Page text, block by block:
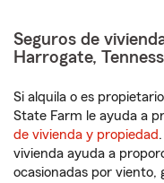
Seguros de
Harrogate,
Si alquila o es
State Farm le ayuda a
de vivienda y propiedad
vivienda ayuda a
ocasionadas por viento,